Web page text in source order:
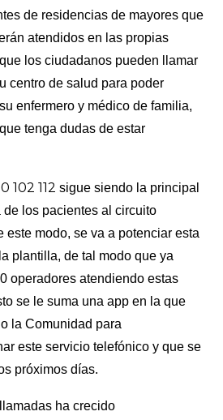
de residencias de mayores que
atendidos en las propias
los ciudadanos pueden llamar
centro de salud para poder
enfermero y médico de familia,
tenga dudas de estar
102 112 sigue siendo la principal
de los pacientes al circuito
este modo, se va a potenciar esta
plantilla, de tal modo que ya
operadores atendiendo estas
se le suma una app en la que
la Comunidad para
este servicio telefónico y que se
próximos días.
ha crecido